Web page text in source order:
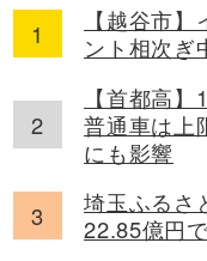
【越谷市
ント相次
【首都高
普通車は上
にも影響
埼玉ふるさ
22.85億円